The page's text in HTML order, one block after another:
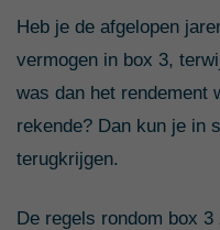
Heb je de afgelopen
vermogen in box 3,
was dan het rendement
rekende? Dan kun je in
terugkrijgen.
De regels rondom box